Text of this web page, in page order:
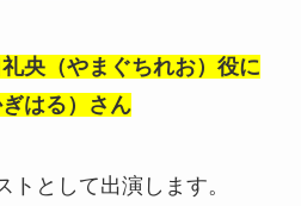
央（やまぐちれお）役に
はる）さん
トとして出演します。